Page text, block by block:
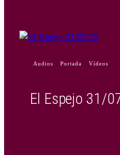
Audios Portada Vídeos
El Espejo 31/